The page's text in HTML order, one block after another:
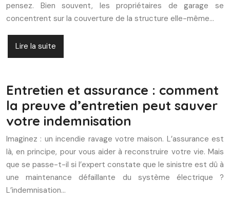
pensez. Bien souvent, les propriétaires de garage se
concentrent sur la couverture de la structure elle-même…
Lire la suite
Entretien et assurance : comment
la preuve d’entretien peut sauver
votre indemnisation
Imaginez : un incendie ravage votre maison. L’assurance est
là, en principe, pour vous aider à reconstruire votre vie. Mais
que se passe-t-il si l’expert constate que le sinistre est dû à
une maintenance défaillante du système électrique ?
L’indemnisation…